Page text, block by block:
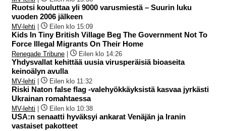
Ruotsi kouluttaa yli 9000 varusmiestä – Suurin luku
vuoden 2006 jälkeen
MV-lehti Eilen klo 15:09
Kids In Tiny British Village Beg The Government Not To
Force Illegal Migrants On Their Home
Renegade Tribune Eilen klo 14:26
Yhdysvallat kehittää uusia virusperäisiä bioaseita
keinoälyn avulla
MV-lehti Eilen klo 11:32
Riski Naton false flag -valehyökkäyksistä kasvaa jyrkästi
Ukrainan romahtaessa
MV-lehti Eilen klo 10:38
USA:n senaatti hyväksyi ankarat Venäjän ja Iranin
vastaiset pakotteet